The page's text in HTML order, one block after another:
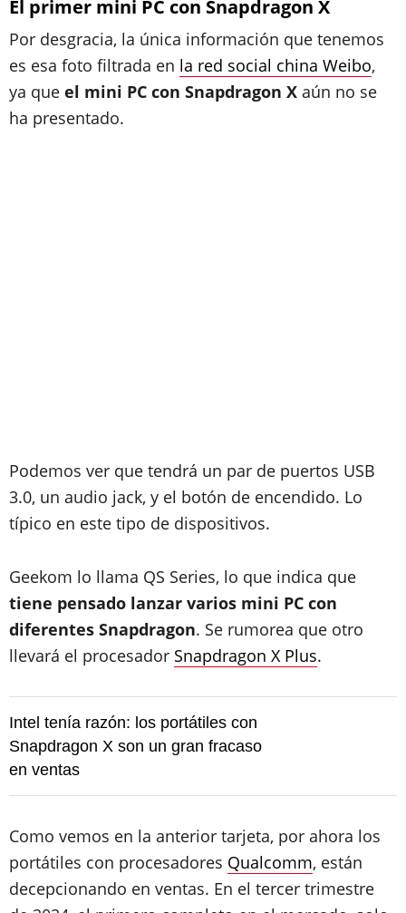
El primer mini PC con Snapdragon X
Por desgracia, la única información que tenemos
es esa foto filtrada en la red social china Weibo,
ya que el mini PC con Snapdragon X aún no se
ha presentado.
Podemos ver que tendrá un par de puertos USB
3.0, un audio jack, y el botón de encendido. Lo
típico en este tipo de dispositivos.
Geekom lo llama QS Series, lo que indica que
tiene pensado lanzar varios mini PC con
diferentes Snapdragon. Se rumorea que otro
llevará el procesador Snapdragon X Plus.
Intel tenía razón: los portátiles con
Snapdragon X son un gran fracaso
en ventas
Como vemos en la anterior tarjeta, por ahora los
portátiles con procesadores Qualcomm, están
decepcionando en ventas. En el tercer trimestre